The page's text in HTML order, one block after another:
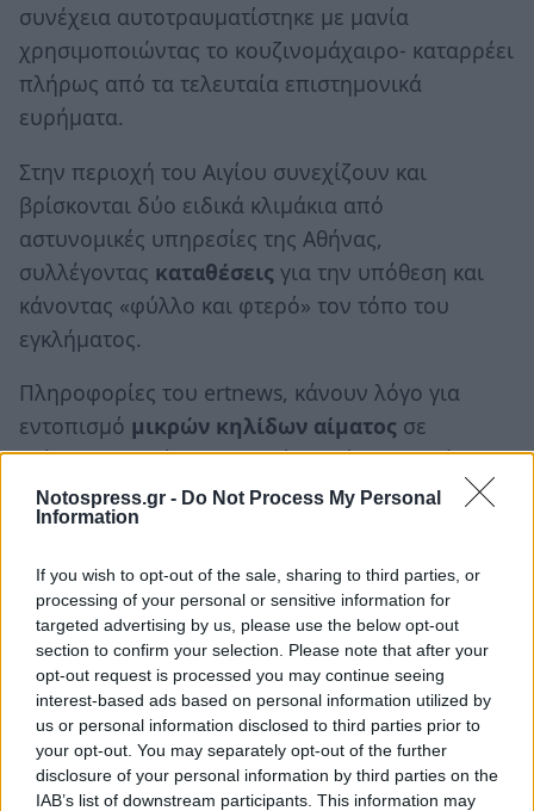
Notospress.gr - Do Not Process My Personal
Information
If you wish to opt-out of the sale, sharing to third parties, or
processing of your personal or sensitive information for
targeted advertising by us, please use the below opt-out
section to confirm your selection. Please note that after your
opt-out request is processed you may continue seeing
interest-based ads based on personal information utilized by
us or personal information disclosed to third parties prior to
your opt-out. You may separately opt-out of the further
disclosure of your personal information by third parties on the
IAB’s list of downstream participants. This information may
συνέχεια αυτοτραυματίστηκε με μανία
χρησιμοποιώντας το κουζινομάχαιρο- καταρρέει
πλήρως από τα τελευταία επιστημονικά
ευρήματα.
Στην περιοχή του Αιγίου συνεχίζουν και
βρίσκονται δύο ειδικά κλιμάκια από
αστυνομικές υπηρεσίες της Αθήνας,
συλλέγοντας καταθέσεις για την υπόθεση και
κάνοντας «φύλλο και φτερό» τον τόπο του
εγκλήματος.
Πληροφορίες του ertnews, κάνουν λόγο για
εντοπισμό μικρών κηλίδων αίματος σε
διάφορα σημεία, στις οποίες φαίνεται να έχει
γίνει προσπάθεια να καθαριστούν. Με την ίδια
προσοχή εξετάζεται και το εσώρουχο του
παραπέμπουν σε αίμα αν και είχε πλυθεί πολύ
πρόσφατα.
Σημαντικό ρόλο στην εξέλιξη των ερευνών
αναμένεται να παίξει και η νέα κατάθεση του
φίλου του Ιταλού, που ενημερώθηκε πρώτος για
τους θανάτους μητέρας και γιου.